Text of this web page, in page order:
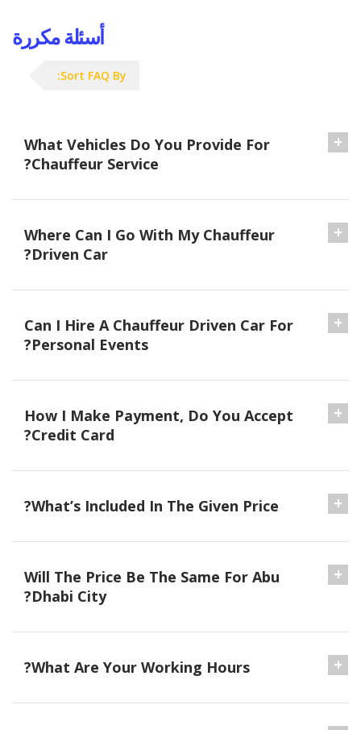
أسئلة مكررة
Sort FAQ By:
What Vehicles Do You Provide For
Chauffeur Service?
Where Can I Go With My Chauffeur
Driven Car?
Can I Hire A Chauffeur Driven Car For
Personal Events?
How I Make Payment, Do You Accept
Credit Card?
What’s Included In The Given Price?
Will The Price Be The Same For Abu
Dhabi City?
What Are Your Working Hours?